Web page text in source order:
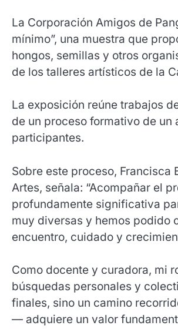
La Corporación Amigos de
mínimo”, una muestra que
hongos, semillas y otros
de los talleres artísticos de la
La exposición reúne trabajos
de un proceso formativo de
participantes.
Sobre este proceso, Francisca
Artes, señala: “Acompañar el
profundamente significativa
muy diversas y hemos podido
encuentro, cuidado y
Como docente y curadora, mi
búsquedas personales y
finales, sino un camino
— adquiere un valor